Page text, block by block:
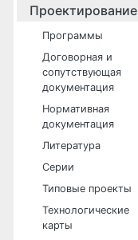
Проектирование
Программы
Договорная и
сопутствующая
документация
Нормативная
документация
Литература
Серии
Типовые проекты
Технологические
карты